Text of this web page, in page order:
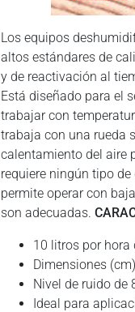
Los equipos
altos estándares de
y de reactivación al
Está diseñado para el
trabajar con
trabaja con una rueda
calentamiento del aire
requiere ningún tipo
permite operar con
son adecuadas.
10 litros por hora
Dimensiones
Nivel de ruido de
Ideal para